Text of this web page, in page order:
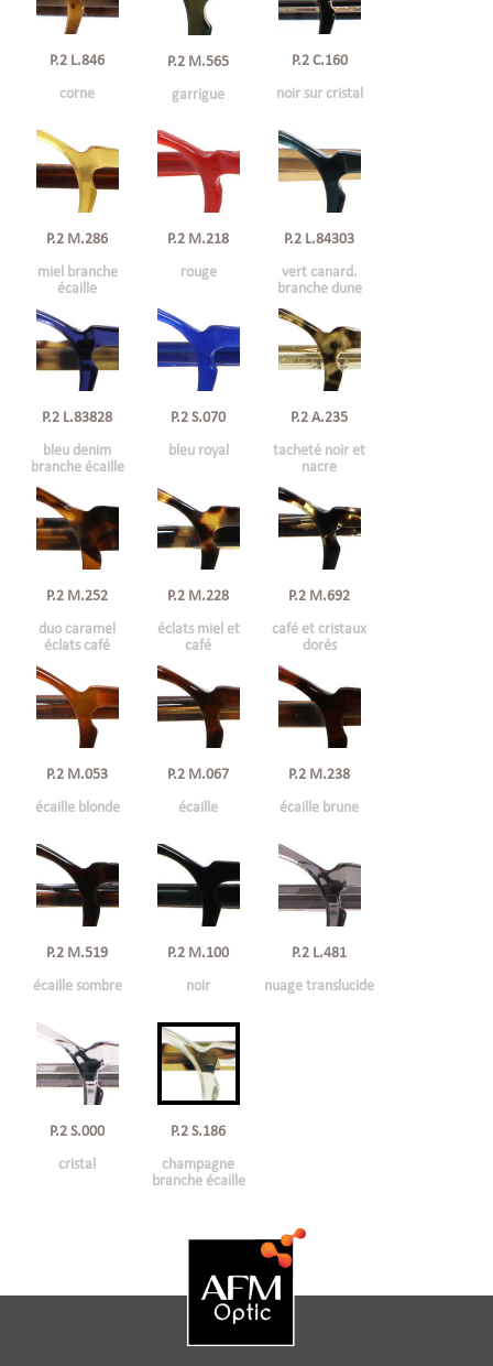
P.2 L.846
corne
P.2 M.565
garrigue
P.2 C.160
noir sur cristal
P.2 M.286
miel branche
écaille
P.2 M.218
rouge
P.2 L.84303
vert canard.
branche dune
P.2 L.83828
bleu denim
branche écaille
P.2 S.070
bleu royal
P.2 A.235
tacheté noir et
nacre
P.2 M.252
duo caramel
éclats café
P.2 M.228
éclats miel et
café
P.2 M.692
café et cristaux
dorés
P.2 M.053
écaille blonde
P.2 M.067
écaille
P.2 M.238
écaille brune
P.2 M.519
écaille sombre
P.2 M.100
noir
P.2 L.481
nuage translucide
P.2 S.000
cristal
P.2 S.186
champagne
branche écaille